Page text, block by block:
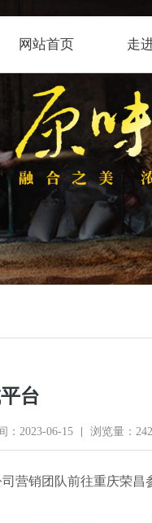
网站首页 走
台
：2023-06-15 浏览量：
营销团队前往重庆荣